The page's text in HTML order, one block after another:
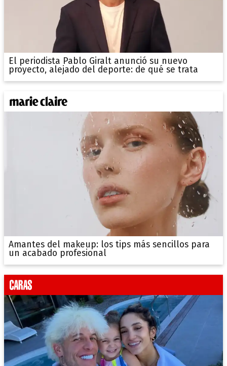
El periodista Pablo Giralt anunció su nuevo
proyecto, alejado del deporte: de qué se trata
Amantes del makeup: los tips más sencillos para
un acabado profesional